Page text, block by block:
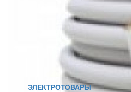
ЭЛЕКТРОТОВАРЫ